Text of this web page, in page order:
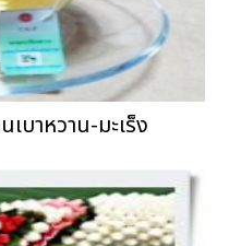
บาหวาน-มะเร็ง